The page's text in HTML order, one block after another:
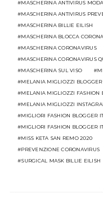
MASCHERINA ANTIVIRUS MODA
MASCHERINA ANTIVIRUS
MASCHERINA BILLIE EILISH
MASCHERINA BLOCCA
MASCHERINA CORONAVIRUS
MASCHERINA CORONAVIRUS
MASCHERINA SUL VISO
MELANIA MIGLIOZZI BLOGGER
MELANIA MIGLIOZZI FASHION
MELANIA MIGLIOZZI
MIGLIORI FASHION BLOGGER
MIGLIORI FASHION BLOGGER
MISS KETA SAN REMO 2020
PREVENZIONE CORONAVIRUS
SURGICAL MASK BILLIE EILISH